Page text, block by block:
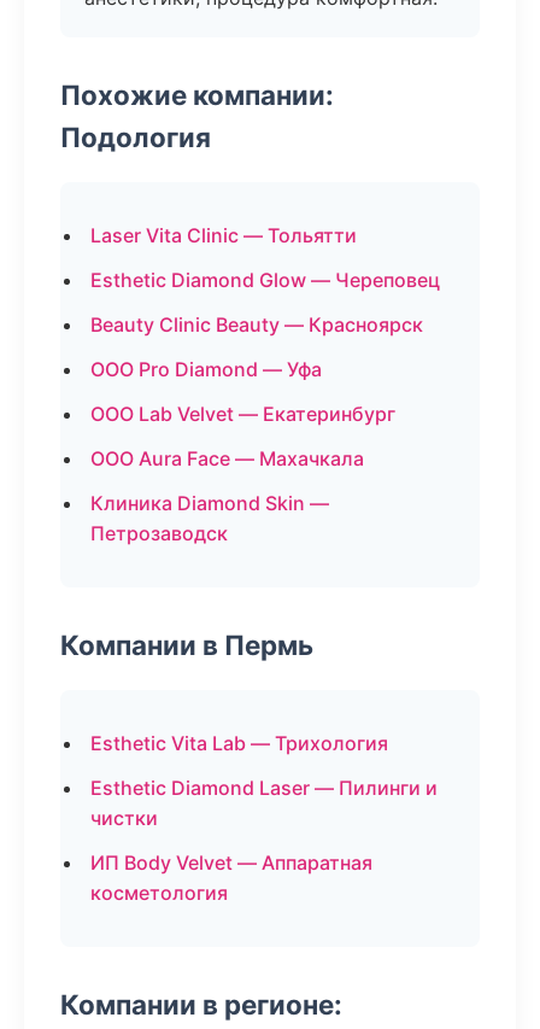
Похожие компании:
Подология
Laser Vita Clinic — Тольятти
Esthetic Diamond Glow — Череповец
Beauty Clinic Beauty — Красноярск
ООО Pro Diamond — Уфа
ООО Lab Velvet — Екатеринбург
ООО Aura Face — Махачкала
Клиника Diamond Skin —
Петрозаводск
Компании в Пермь
Esthetic Vita Lab — Трихология
Esthetic Diamond Laser — Пилинги и
чистки
ИП Body Velvet — Аппаратная
косметология
Компании в регионе: